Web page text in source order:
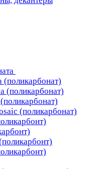
(поликарбонат)
(поликарбонат)
(поликарбонат)